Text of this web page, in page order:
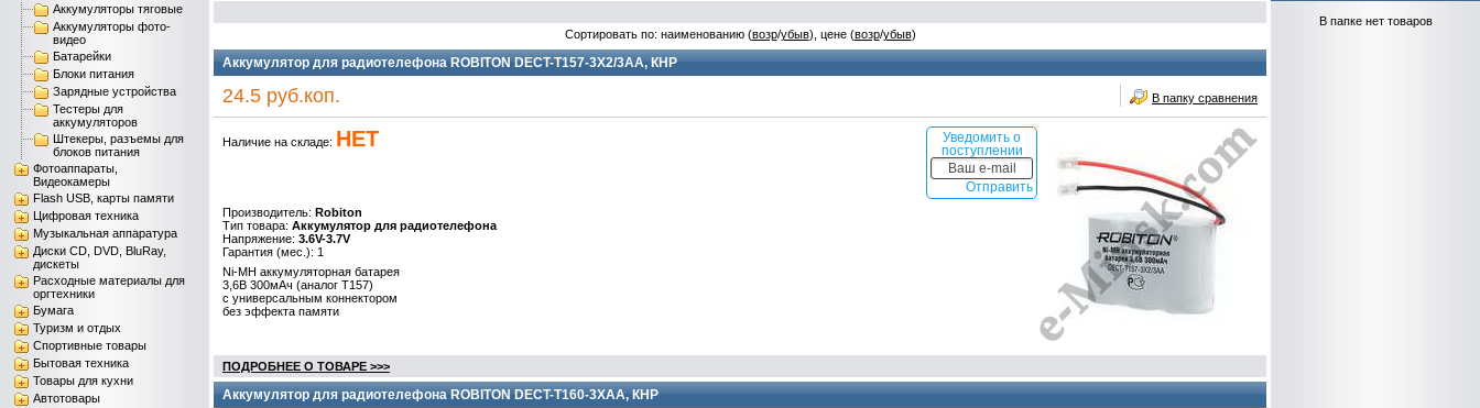
Аккумуляторы тяговые
Аккумуляторы фото-
видео
Батарейки
Блоки питания
Зарядные устройства
Тестеры для
аккумуляторов
Штекеры, разъемы для
блоков питания
Фотоаппараты,
Видеокамеры
Flash USB, карты памяти
Цифровая техника
Музыкальная аппаратура
Диски CD, DVD, BluRay,
дискеты
Расходные материалы для
оргтехники
Бумага
Туризм и отдых
Спортивные товары
Бытовая техника
Товары для кухни
Автотовары
Сортировать по: наименованию (возр/убыв), цене (возр/убыв)
Аккумулятор для радиотелефона ROBITON DECT-T157-3X2/3AA, КНР
24.5 руб.коп. В папку сравнения
Уведомить о
поступлении
Отправить
Наличие на складе: НЕТ
Производитель: Robiton
Тип товара: Аккумулятор для радиотелефона
Напряжение: 3.6V-3.7V
Гарантия (мес.): 1
Ni-MH аккумуляторная батарея
3,6B 300мАч (аналог Т157)
с универсальным коннектором
без эффекта памяти
ПОДРОБНЕЕ О ТОВАРЕ >>>
Аккумулятор для радиотелефона ROBITON DECT-T160-3XAA, КНР
В папке нет товаров